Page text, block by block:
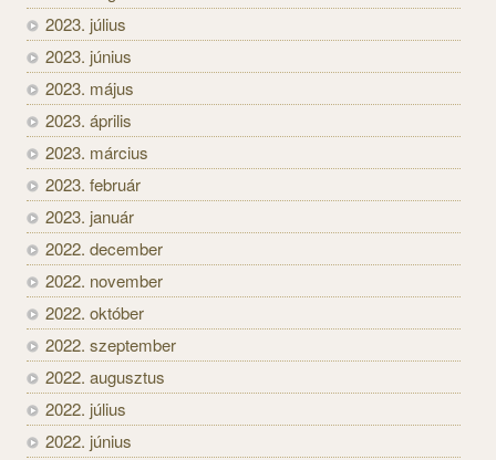
2023. július
2023. június
2023. május
2023. április
2023. március
2023. február
2023. január
2022. december
2022. november
2022. október
2022. szeptember
2022. augusztus
2022. július
2022. június